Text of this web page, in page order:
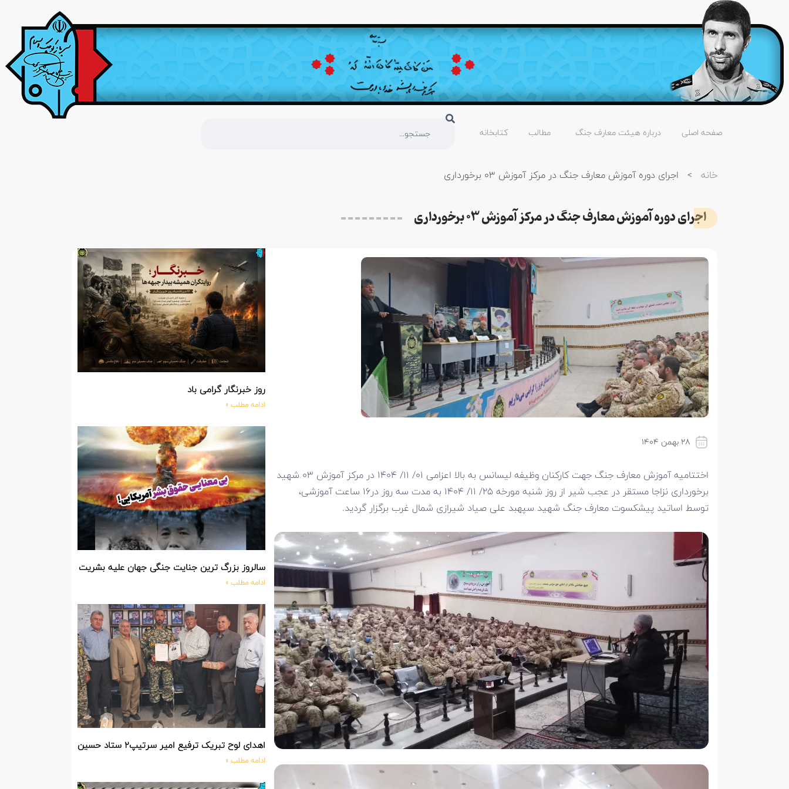
صفحه اصلی درباره هیئت معارف جنگ مطالب کتابخانه
خانه > اجرای دوره آموزش معارف جنگ در مرکز آموزش 03 برخورداری
اجرای دوره آموزش معارف جنگ در مرکز آموزش 03 برخورداری
۲۸ بهمن ۱۴۰۴
اختتامیه آموزش معارف جنگ جهت کارکنان وظیفه لیسانس به بالا اعزامی ۰۱/ ۱۱/ ۱۴۰۴ در مرکز آموزش ۰۳ شهید
برخورداری نزاجا مستقر در عجب شیر از روز شنبه مورخه ۲۵/ ۱۱/ ۱۴۰۴ به مدت سه روز در۱۶ ساعت آموزشی،
توسط اساتید پیشکسوت معارف جنگ شهید سپهبد علی صیاد شیرازی شمال غرب برگزار گردید.
روز خبرنگار گرامی باد
ادامه مطلب »
سالروز بزرگ ترین جنایت جنگی جهان علیه بشریت توسط بزرگ ترین
ادامه مطلب »
اهدای لوح تبریک ترفیع امیر سرتیپ۲ ستاد حسین صادق زاده فرمانده تیپ ۲۵ واکنش سریع شهید آبگون نزاجا مستقر در تبریز
ادامه مطلب »